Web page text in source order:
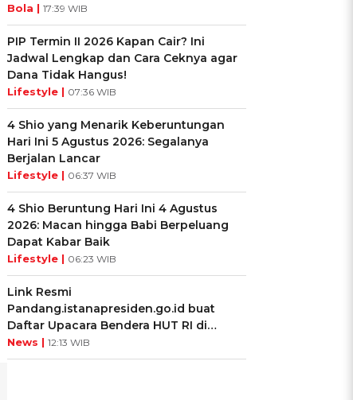
Bola | 17:39 WIB
PIP Termin II 2026 Kapan Cair? Ini
Jadwal Lengkap dan Cara Ceknya agar
Dana Tidak Hangus!
Lifestyle | 07:36 WIB
4 Shio yang Menarik Keberuntungan
Hari Ini 5 Agustus 2026: Segalanya
Berjalan Lancar
Lifestyle | 06:37 WIB
4 Shio Beruntung Hari Ini 4 Agustus
2026: Macan hingga Babi Berpeluang
Dapat Kabar Baik
Lifestyle | 06:23 WIB
Link Resmi
Pandang.istanapresiden.go.id buat
Daftar Upacara Bendera HUT RI di
Istana Negara
News | 12:13 WIB